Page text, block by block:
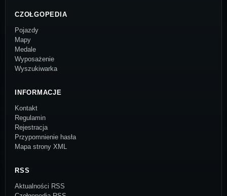
CZOŁGOPEDIA
Pojazdy
Mapy
Medale
Wyposażenie
Wyszukiwarka
INFORMACJE
Kontakt
Regulamin
Rejestracja
Przypomnienie hasła
Mapa strony XML
RSS
Aktualności RSS